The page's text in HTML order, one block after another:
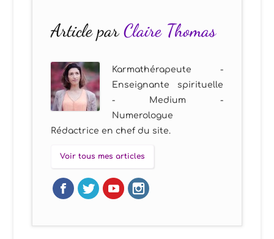
Article parClaire Thomas
Karmathérapeute -
Enseignante spirituelle
- Medium -
Numerologue
Rédactrice en chef du site.
Voir tous mes articles